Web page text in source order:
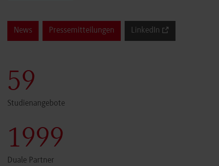
News Pressemitteilungen LinkedIn
60
Studienangebote
2000
Duale Partner